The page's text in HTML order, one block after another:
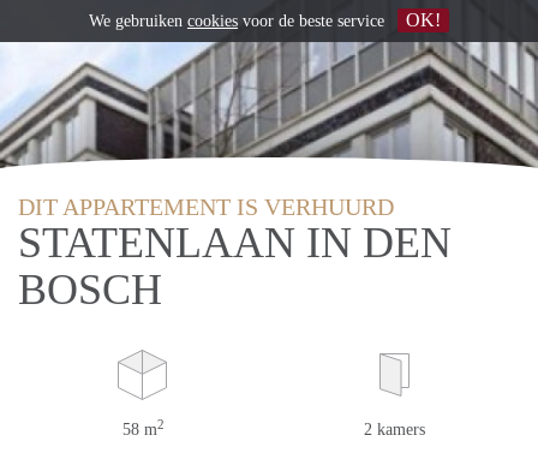
DIT APPARTEMENT IS VERHUURD
STATENLAAN IN DEN
BOSCH
58 m2 2 kamers
We gebruiken cookies voor de beste service OK!